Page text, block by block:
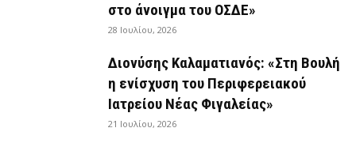
στο άνοιγμα του ΟΣΔΕ»
28 Ιουλίου, 2026
Διονύσης Καλαματιανός: «Στη Βουλή
η ενίσχυση του Περιφερειακού
Ιατρείου Νέας Φιγαλείας»
21 Ιουλίου, 2026